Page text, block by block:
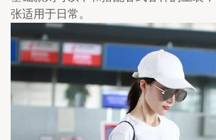
张适用于日常。